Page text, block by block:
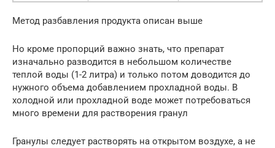
Метод разбавления продукта описан выше
Но кроме пропорций важно знать, что препарат
изначально разводится в небольшом количестве
теплой воды (1-2 литра) и только потом доводится до
нужного объема добавлением прохладной воды. В
холодной или прохладной воде может потребоваться
много времени для растворения гранул
Гранулы следует растворять на открытом воздухе, а не